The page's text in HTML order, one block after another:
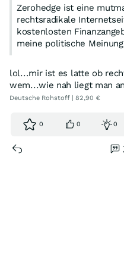
Zerohedge ist eine
rechtsradikale
kostenlosten
meine politische
lol...mir ist es latte ob
wem...wie nah liegt man
Deutsche Rohstoff | 82,90 €
0 0 0